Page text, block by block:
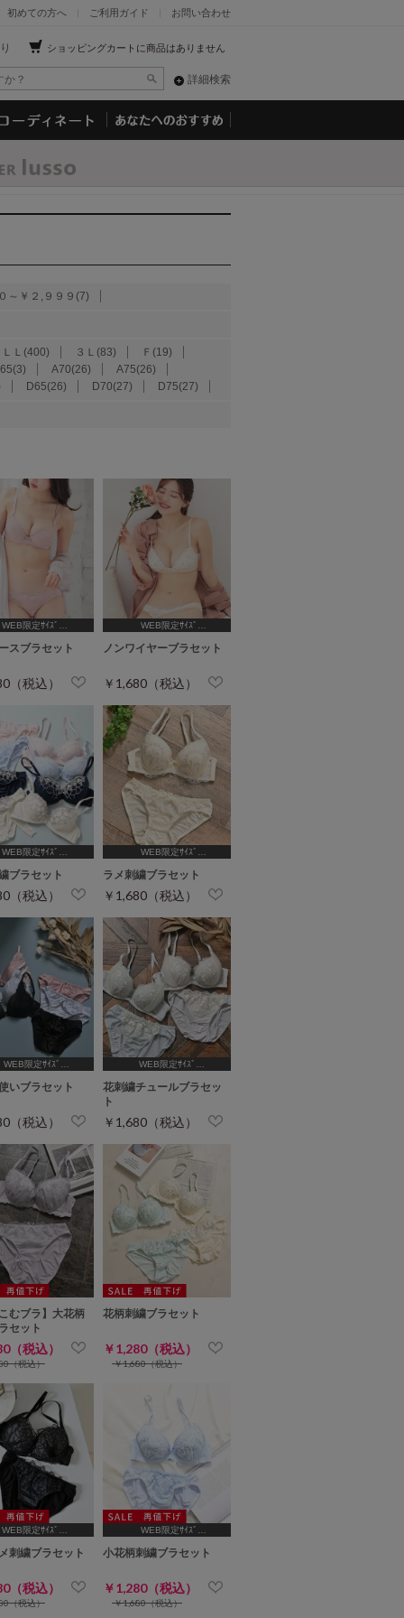
お問い合わせ
ご利用ガイド
初めての方へ
ショッピングカートに商品はありません
詳細検索
～￥２,９９９(7)
ＬＬ(400) ３Ｌ(83)
Ｆ(19)
A70(26)
A75(26)
D65(26) D70(27) D75(27)
WEB限定ｻｲｽﾞ
スブラセット
（税込）
WEB限定ｻｲｽﾞ
ノンワイヤーブラセット
￥1,680（税込）
WEB限定ｻｲｽﾞ
ブラセット
（税込）
WEB限定ｻｲｽﾞ
ラメ刺繍ブラセット
￥1,680（税込）
WEB限定ｻｲｽﾞ
いブラセット
（税込）
WEB限定ｻｲｽﾞ
花刺繍チュールブラセッ
ト
￥1,680（税込）
こむブラ】大花柄
セット
（税込）
（税込）
花柄刺繍ブラセット
￥1,280（税込）
￥1,680（税込）
WEB限定ｻｲｽﾞ
刺繍ブラセット
（税込）
（税込）
WEB限定ｻｲｽﾞ
小花柄刺繍ブラセット
￥1,280（税込）
￥1,680（税込）